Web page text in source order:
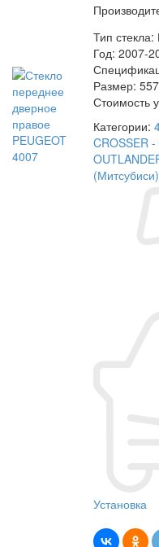
Тип стекла:
Год: 2007-
Размер:
Стоимость
Категории:
CROSSER
(Митсубиси)
Установка